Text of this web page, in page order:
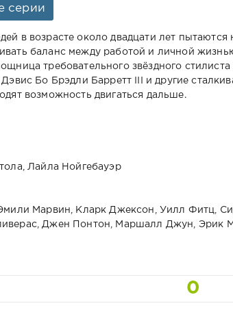
серии
в возрасте около двадцати лет пытаются
баланс между работой и личной
требовательного звёздного
Дэвис Бо Брэдли Барретт III и другие
возможность двигаться дальше.
Лайла Нойгебауэр
Марвин, Кларк Джексон, Уилл Фитц,
Джен Понтон, Маршалл Джун, Эрик
0